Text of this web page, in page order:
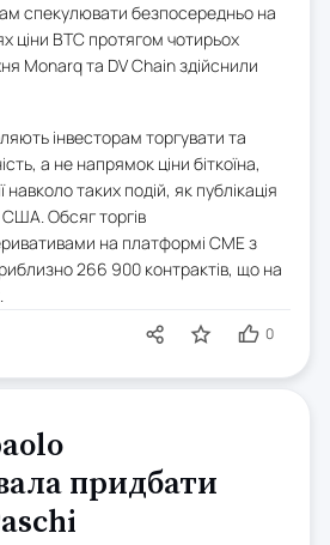
спекулювати безпосередньо на
ціни BTC протягом чотирьох
Monarq та DV Chain здійснили
інвесторам торгувати та
а не напрямок ціни біткоїна,
навколо таких подій, як публікація
Обсяг торгів
на платформі CME з
266 900 контрактів, що на
0
придбати